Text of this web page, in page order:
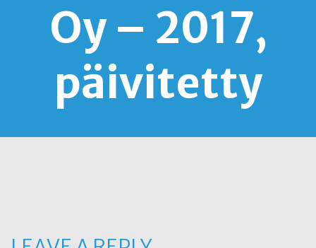
Oy – 2017,
päivitetty